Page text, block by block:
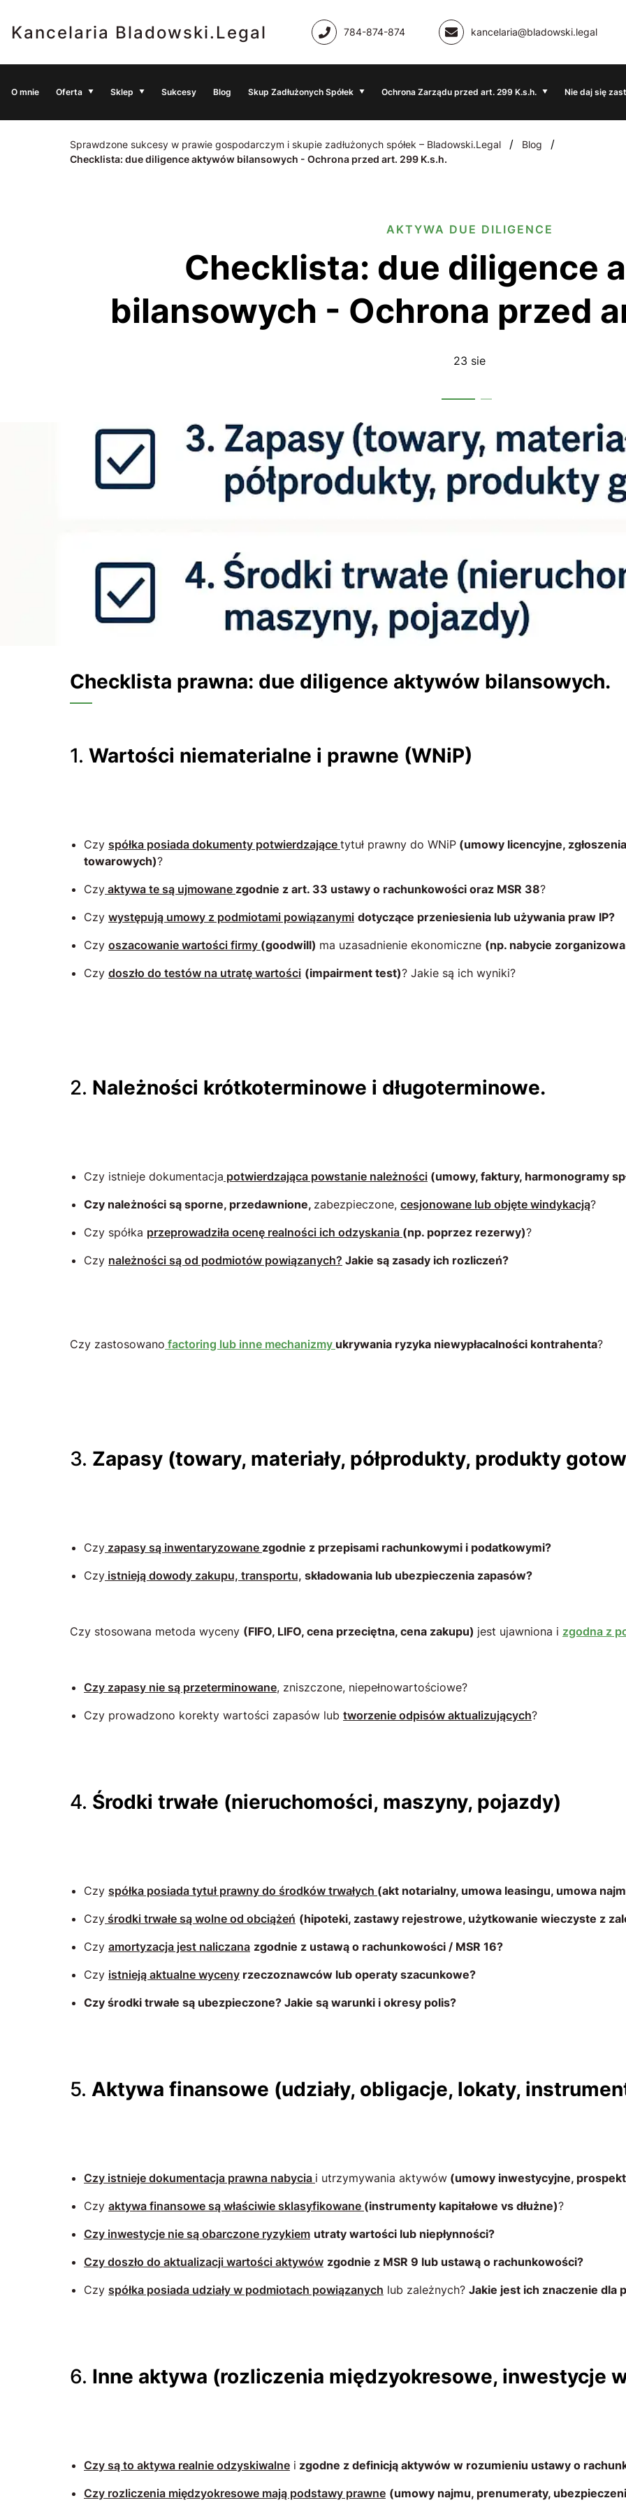
Kancelaria Bladowski.Legal 784-874-874 kancelaria@bladowski.legal
O mnie Oferta Sklep Sukcesy Blog Skup Zadłużonych Spółek Ochrona Zarządu przed art. 299 K.s.h. Nie daj się
Sprawdzone sukcesy w prawie gospodarczym i skupie zadłużonych spółek – Bladowski.Legal / Blog /
Checklista: due diligence aktywów bilansowych - Ochrona przed art. 299 K.s.h.
AKTYWA DUE DILIGENCE
Checklista: due diligence aktywów
bilansowych - Ochrona przed
23 sie
Checklista prawna: due diligence aktywów bilansowych.
Wartości niematerialne i prawne (WNiP)
Czy spółka posiada dokumenty potwierdzające tytuł prawny do WNiP (umowy licencyjne,
towarowych)?
Czy aktywa te są ujmowane zgodnie z art. 33 ustawy o rachunkowości oraz MSR 38?
Czy występują umowy z podmiotami powiązanymi dotyczące przeniesienia lub używania praw IP?
Czy oszacowanie wartości firmy (goodwill) ma uzasadnienie ekonomiczne (np. nabycie
Czy doszło do testów na utratę wartości (impairment test)? Jakie są ich wyniki?
Należności krótkoterminowe i długoterminowe.
Czy istnieje dokumentacja potwierdzająca powstanie należności (umowy, faktury, harmonogramy
Czy należności są sporne, przedawnione, zabezpieczone, cesjonowane lub objęte windykacją?
Czy spółka przeprowadziła ocenę realności ich odzyskania (np. poprzez rezerwy)?
Czy należności są od podmiotów powiązanych? Jakie są zasady ich rozliczeń?
Czy zastosowano factoring lub inne mechanizmy ukrywania ryzyka niewypłacalności kontrahenta?
Zapasy (towary, materiały, półprodukty, produkty
Czy zapasy są inwentaryzowane zgodnie z przepisami rachunkowymi i podatkowymi?
Czy istnieją dowody zakupu, transportu, składowania lub ubezpieczenia zapasów?
Czy stosowana metoda wyceny (FIFO, LIFO, cena przeciętna, cena zakupu) jest ujawniona i zgodna z
Czy zapasy nie są przeterminowane, zniszczone, niepełnowartościowe?
Czy prowadzono korekty wartości zapasów lub tworzenie odpisów aktualizujących?
Środki trwałe (nieruchomości, maszyny, pojazdy)
Czy spółka posiada tytuł prawny do środków trwałych (akt notarialny, umowa leasingu, umowa
Czy środki trwałe są wolne od obciążeń (hipoteki, zastawy rejestrowe, użytkowanie wieczyste z
Czy amortyzacja jest naliczana zgodnie z ustawą o rachunkowości / MSR 16?
Czy istnieją aktualne wyceny rzeczoznawców lub operaty szacunkowe?
Czy środki trwałe są ubezpieczone? Jakie są warunki i okresy polis?
Aktywa finansowe (udziały, obligacje, lokaty,
Czy istnieje dokumentacja prawna nabycia i utrzymywania aktywów (umowy inwestycyjne,
Czy aktywa finansowe są właściwie sklasyfikowane (instrumenty kapitałowe vs dłużne)?
Czy inwestycje nie są obarczone ryzykiem utraty wartości lub niepłynności?
Czy doszło do aktualizacji wartości aktywów zgodnie z MSR 9 lub ustawą o rachunkowości?
Czy spółka posiada udziały w podmiotach powiązanych lub zależnych? Jakie jest ich znaczenie dla
Inne aktywa (rozliczenia międzyokresowe, inwestycje
Czy są to aktywa realnie odzyskiwalne i zgodne z definicją aktywów w rozumieniu ustawy o
Czy rozliczenia międzyokresowe mają podstawy prawne (umowy najmu, prenumeraty,